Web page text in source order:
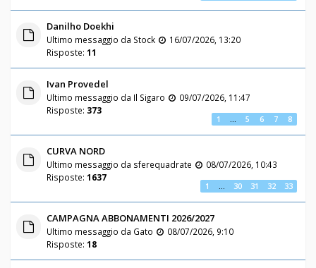
Danilho Doekhi
Ultimo messaggio da Stock
16/07/2026, 13:20
Risposte: 11
Ivan Provedel
Ultimo messaggio da Il Sigaro
09/07/2026, 11:47
Risposte: 373
1 … 5 6 7 8
CURVA NORD
Ultimo messaggio da sferequadrate
08/07/2026, 10:43
Risposte: 1637
1 … 30 31 32 33
CAMPAGNA ABBONAMENTI 2026/2027
Ultimo messaggio da Gato
08/07/2026, 9:10
Risposte: 18